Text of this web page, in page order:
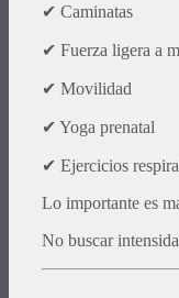
✔ Caminatas
✔ Fuerza ligera a
✔ Movilidad
✔ Yoga prenatal
✔ Ejercicios
Lo importante es
No buscar